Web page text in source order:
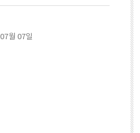
월 07일